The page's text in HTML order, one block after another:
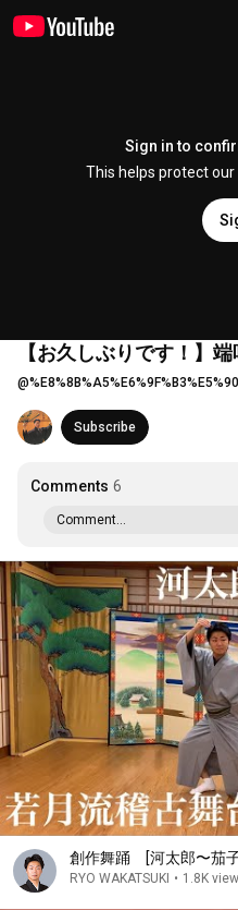
Sign in to
This helps protect our
【お久しぶりです！
@
Subscribe
Comments 6
Comment...
RYO WAKATSUKI • 1.8K